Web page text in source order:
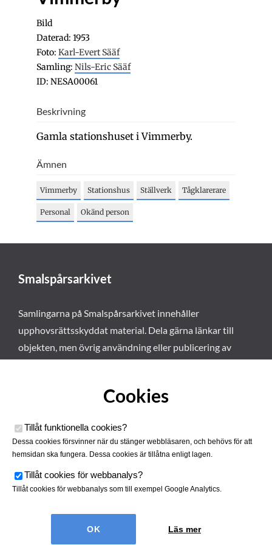
Bild
Daterad: 1953
Foto: Karl-Evert Sääf
Samling: Nils-Eric Sääf
ID: NESA00061
Beskrivning
Gamla stationshuset i Vimmerby.
Ämnen
Vimmerby Stationshus Ställverk Tågklarerare
Personal Okänd person
Smalspårsarkivet
Samlingarna på Smalspårsarkivet innehåller
upphovsrättsskyddat material. Dela gärna länkar till
objekten, men övrig användning eller publicering av
Smalspårsarkivet drivs av
Tjustbygdens Järnvägsförening
Cookies
Tillåt funktionella cookies?
Dessa cookies försvinner när du stänger webbläsaren, och behövs för att
hemsidan ska fungera. Dessa cookies är tillåtna enligt lagen.
Tillåt cookies för webbanalys?
Tillåt cookies för webbanalys som till exempel Google Analytics.
Läs mer